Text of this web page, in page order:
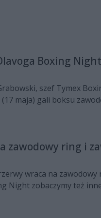
Boxing
szef Tymex
maja) gali boksu
zawodowy ring i
wraca na zawodowy
Night zobaczymy też